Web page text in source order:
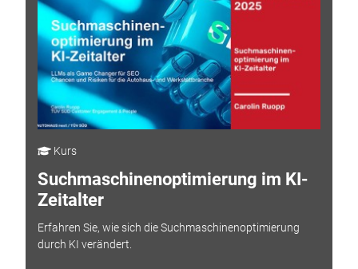
Kurs
Suchmaschinenoptimierung im KI-
Zeitalter
Erfahren Sie, wie sich die Suchmaschinenoptimierung
durch KI verändert.